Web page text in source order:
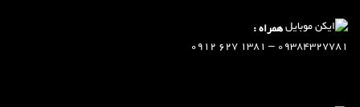
همراه :
09384327781 – 1381 627 0912